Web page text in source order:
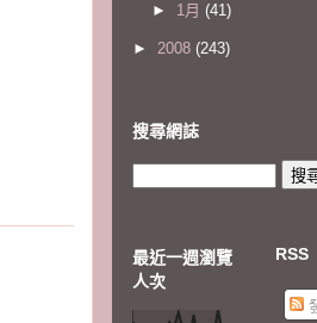
► 1月 (41)
► 2008 (243)
搜尋網誌
最近一週瀏覽
人次
RSS